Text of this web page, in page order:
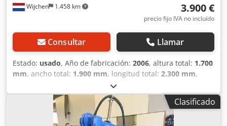
Wijchen 1.458 km 3.900 €
precio fijo IVA no incluído
Consultar Llamar
Estado: usado, Año de fabricación: 2006, altura total: 1.700
mm, ancho total: 1.900 mm, longitud total: 2.300 mm,
Peso en vacío: 1.120 kg - Año de fabricación: 2006 -
Documentación disponible: No - Marcado CE presente: Sí -
Certificado CE disponible: No - Número de serie: S66B18-1-
3 - Número de ejes [uds.]: 6 - Alcance [mm]: 2651 -
Clasificado